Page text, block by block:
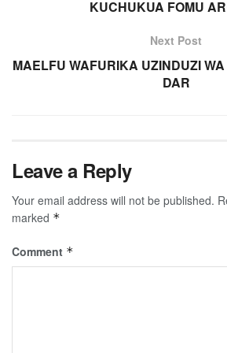
KUCHUKUA FOMU
Next Post
MAELFU WAFURIKA UZINDUZI
DAR
Leave a Reply
Your email address will not be published.
marked *
Comment *